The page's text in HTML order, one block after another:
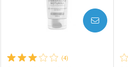
(4)
AVISE-ME